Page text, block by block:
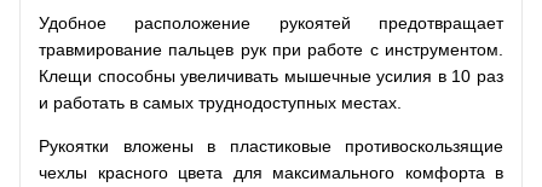
Удобное расположение рукоятей предотвращает
травмирование пальцев рук при работе с инструментом.
Клещи способны увеличивать мышечные усилия в 10 раз
и работать в самых труднодоступных местах.
Рукоятки вложены в пластиковые противоскользящие
чехлы красного цвета для максимального комфорта в